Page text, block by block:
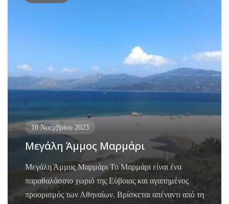
10 Νοεμβρίου 2023
Μεγάλη Άμμος Μαρμάρι
Μεγάλη Άμμος Μαρμάρι Το Μαρμάρι είναι ένα
παραθαλάσσιο χωριό της Εύβοιας και αγαπημένος
προορισμός των Αθηναίων. Βρίσκεται απέναντι από τη